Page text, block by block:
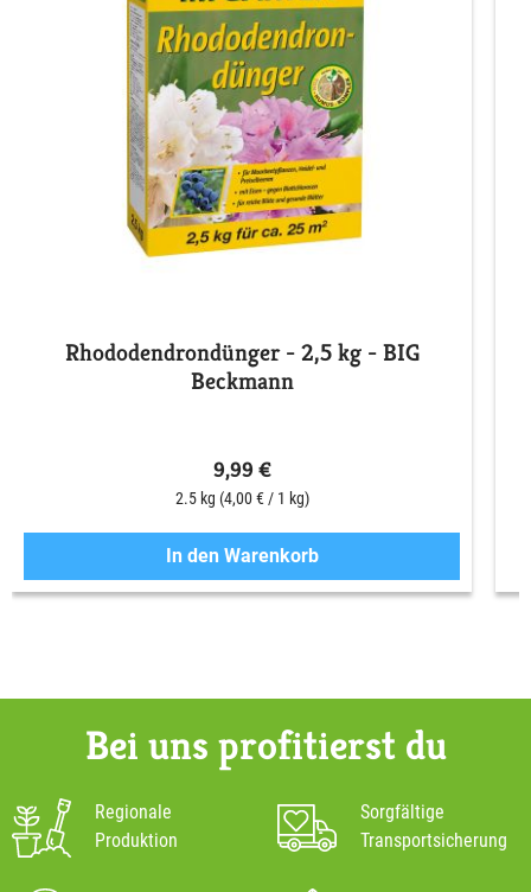
Rhododendrondünger - 2,5 kg - BIG
Beckmann
9,99 €
2.5 kg (4,00 € / 1 kg)
In den Warenkorb
Bei uns profitierst du
Regionale
Produktion
Sorgfältige
Transportsicherung